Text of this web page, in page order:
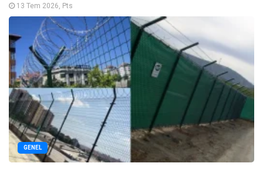
13 Tem 2026, Pts
GENEL